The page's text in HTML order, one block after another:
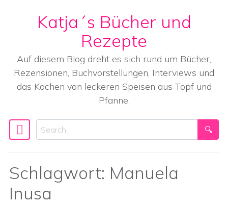
Skip to content
Katja´s Bücher und
Rezepte
Auf diesem Blog dreht es sich rund um Bücher,
Rezensionen, Buchvorstellungen, Interviews und
das Kochen von leckeren Speisen aus Topf und
Pfanne.
Main Navigation
Search
Schlagwort: Manuela
Inusa